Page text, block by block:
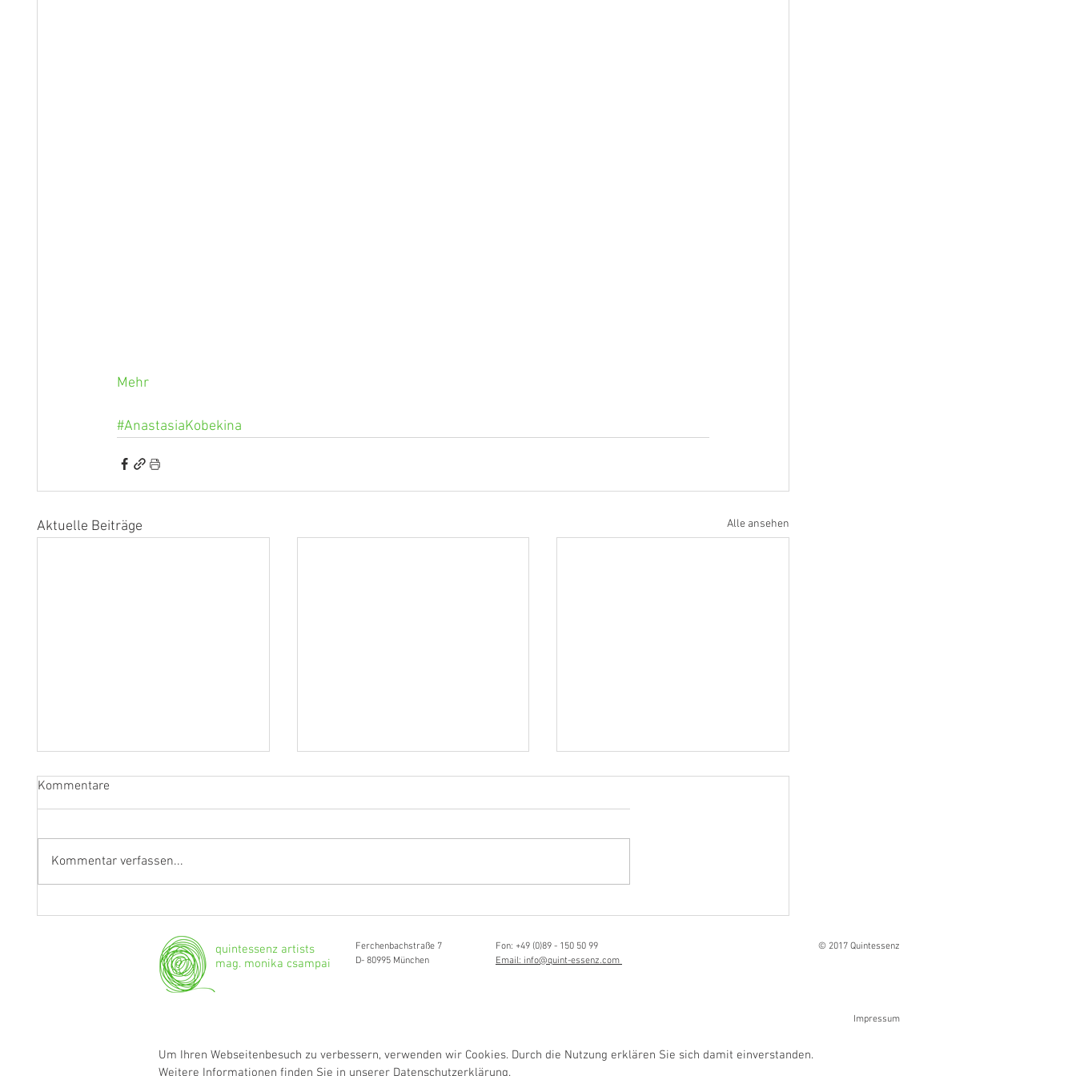
Mehr
#AnastasiaKobekina
Aktuelle Beiträge Alle ansehen
Kommentare
Kommentar verfassen...
quintessenz artists
mag. monika csampai
Ferchenbachstraße 7
D- 80995 München
Fon: +49 (0)89 - 150 50 99
Email: info@quint-essenz.com
© 2017 Quintessenz
Impressum
Um Ihren Webseitenbesuch zu verbessern, verwenden wir Cookies. Durch die Nutzung erklären Sie sich damit einverstanden.
Weitere Informationen finden Sie in unserer Datenschutzerklärung.